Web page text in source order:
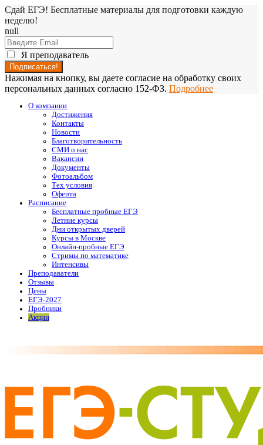
Сдай ЕГЭ! Бесплатные материалы для подготовки каждую
неделю!
null
Я преподаватель
Нажимая на кнопку, вы даете согласие на обработку своих
персональных данных согласно 152-ФЗ. Подробнее
О компании
Достижения
Контакты
Новости
Благотворительность
СМИ о нас
Вакансии
Документы
Фотоальбом
Тех условия
Оферта
Расписание
Бесплатные пробные ЕГЭ
Летние курсы
Дни открытых дверей
Курсы в Москве
Онлайн-пробные ЕГЭ
Стримы по математике
Интенсивы
Преподаватели
Отзывы
Цены
ЕГЭ-2027
Пробники
Акции